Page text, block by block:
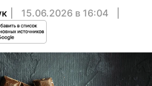
15.06.2026 в 16:04